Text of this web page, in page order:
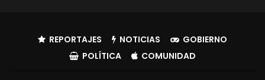
REPORTAJES NOTICIAS
GOBIERNO
POLÍTICA
COMUNIDAD